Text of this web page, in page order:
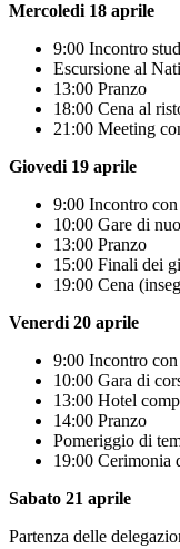
Mercoledi 18 aprile
9:00 Incontro
Escursione al
13:00 Pranzo
18:00 Cena al
21:00 Meeting
Giovedi 19 aprile
9:00 Incontro
10:00 Gare di
13:00 Pranzo
15:00 Finali dei
19:00 Cena
Venerdi 20 aprile
9:00 Incontro
10:00 Gara di
13:00 Hotel
14:00 Pranzo
Pomeriggio di
19:00 Cerimonia
Sabato 21 aprile
Partenza delle